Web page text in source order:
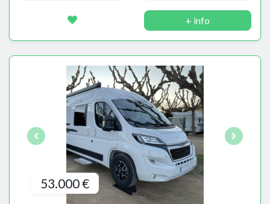
+ info
53.000 €